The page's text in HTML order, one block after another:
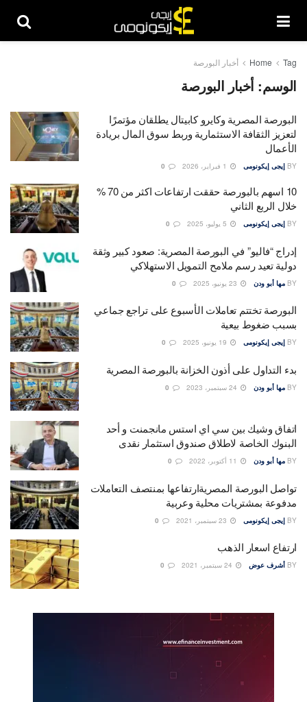
Home Tag أخبار البورصة
الوسم:أخبار البورصة
البورصة المصرية وكايرو كابيتال يطلقان مؤتمرًا
لتعزيز الثقافة الاستثمارية وربط سوق المال بريادة
الأعمال
BY إيجى إيكونومى
10 اسهم بالبورصة حققت ارتفاعات اكثر من 70 %
خلال الربع الثاني
BY إيجى إيكونومى
إدراج “فاليو” في البورصة المصرية: صعود كبير وثقة
دولية تعيد رسم ملامح التمويل الاستهلاكي
BY مها أبو ودن
البورصة تختتم تعاملات الأسبوع على تراجع جماعي
بسبب ضغوط بيعية
BY إيجى إيكونومى
بدء التداول على أذون الخزانة بالبورصة المصرية
BY مها أبو ودن
اتفاق وشيك بين سي اي استس مانجمنت و أحد
البنوك الخاصة لاطلاق صندوق استثمار نقدى
BY مها أبو ودن
تواصل البورصة المصريةارتفاعها بمنتصف التعاملات
مدفوعة بمشتريات محلية وعربية
BY إيجى إيكونومى
ارتفاع اسعار الذهب
BY أشرف عوض